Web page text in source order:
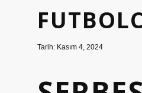
Tarih: Kasım 4, 2024